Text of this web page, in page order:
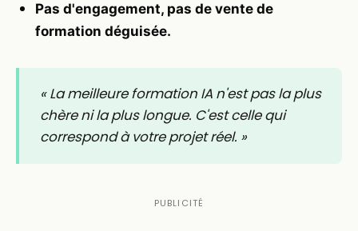
Pas d'engagement, pas de vente de
formation déguisée.
« La meilleure formation IA n'est pas la plus
chère ni la plus longue. C'est celle qui
correspond à votre projet réel. »